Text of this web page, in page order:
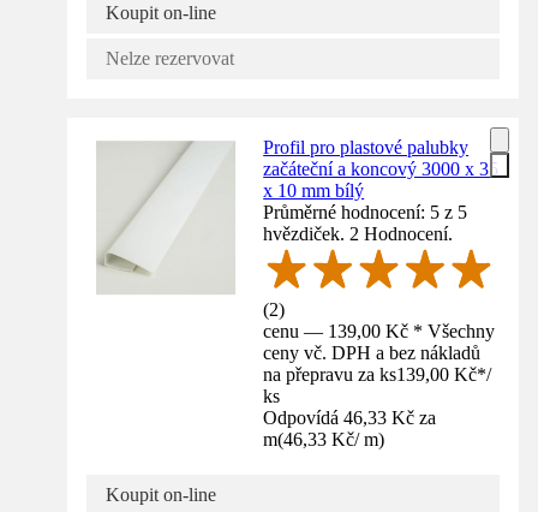
Koupit on-line
Nelze rezervovat
Profil pro plastové palubky
začáteční a koncový 3000 x 35
x 10 mm bílý
Průměrné hodnocení: 5 z 5
hvězdiček. 2 Hodnocení.
(2)
cenu — 139,00 Kč * Všechny
ceny vč. DPH a bez nákladů
na přepravu za ks139,00 Kč*/
ks
Odpovídá 46,33 Kč za
m(46,33 Kč/ m)
Koupit on-line